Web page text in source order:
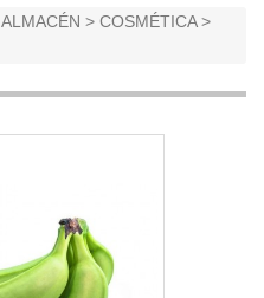
ALMACÉN > COSMÉTICA >